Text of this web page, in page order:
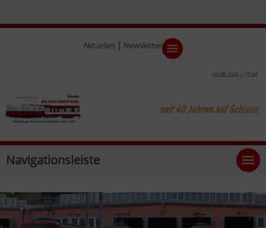
Aktuelles | Newsletter
06.08.2026 | 19:24
Navigationsleiste